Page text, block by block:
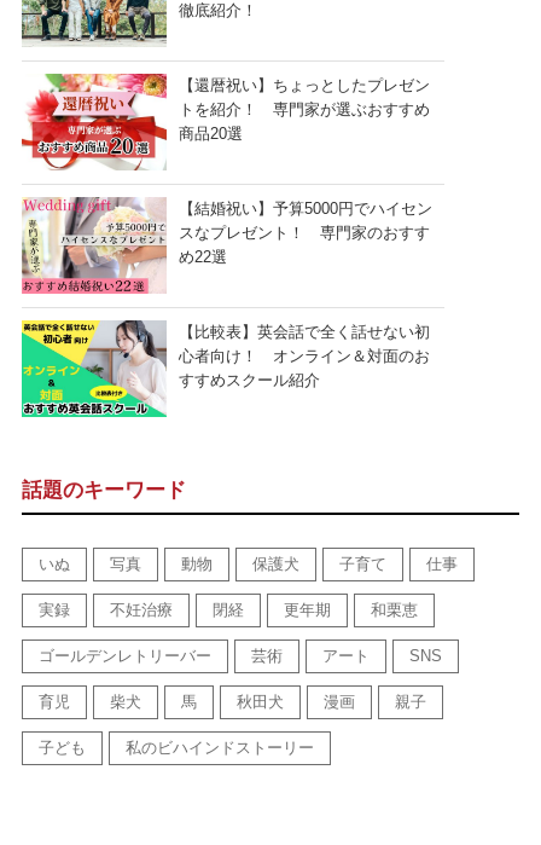
徹底紹介！
【還暦祝い】ちょっとしたプレゼン
トを紹介！ 専門家が選ぶおすすめ
商品20選
【結婚祝い】予算5000円でハイセン
スなプレゼント！ 専門家のおすす
め22選
【比較表】英会話で全く話せない初
心者向け！ オンライン＆対面のお
すすめスクール紹介
話題のキーワード
いぬ 写真 動物 保護犬 子育て 仕事
実録 不妊治療 閉経 更年期 和栗恵
ゴールデンレトリーバー 芸術 アート SNS
育児 柴犬 馬 秋田犬 漫画 親子
子ども 私のビハインドストーリー